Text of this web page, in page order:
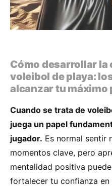
Cómo desarrollar la
voleibol de playa:
alcanzar tu máximo
Cuando se trata de
juega un papel
jugador. Es normal sentir
momentos clave, pero
mentalidad positiva
fortalecer tu confianza